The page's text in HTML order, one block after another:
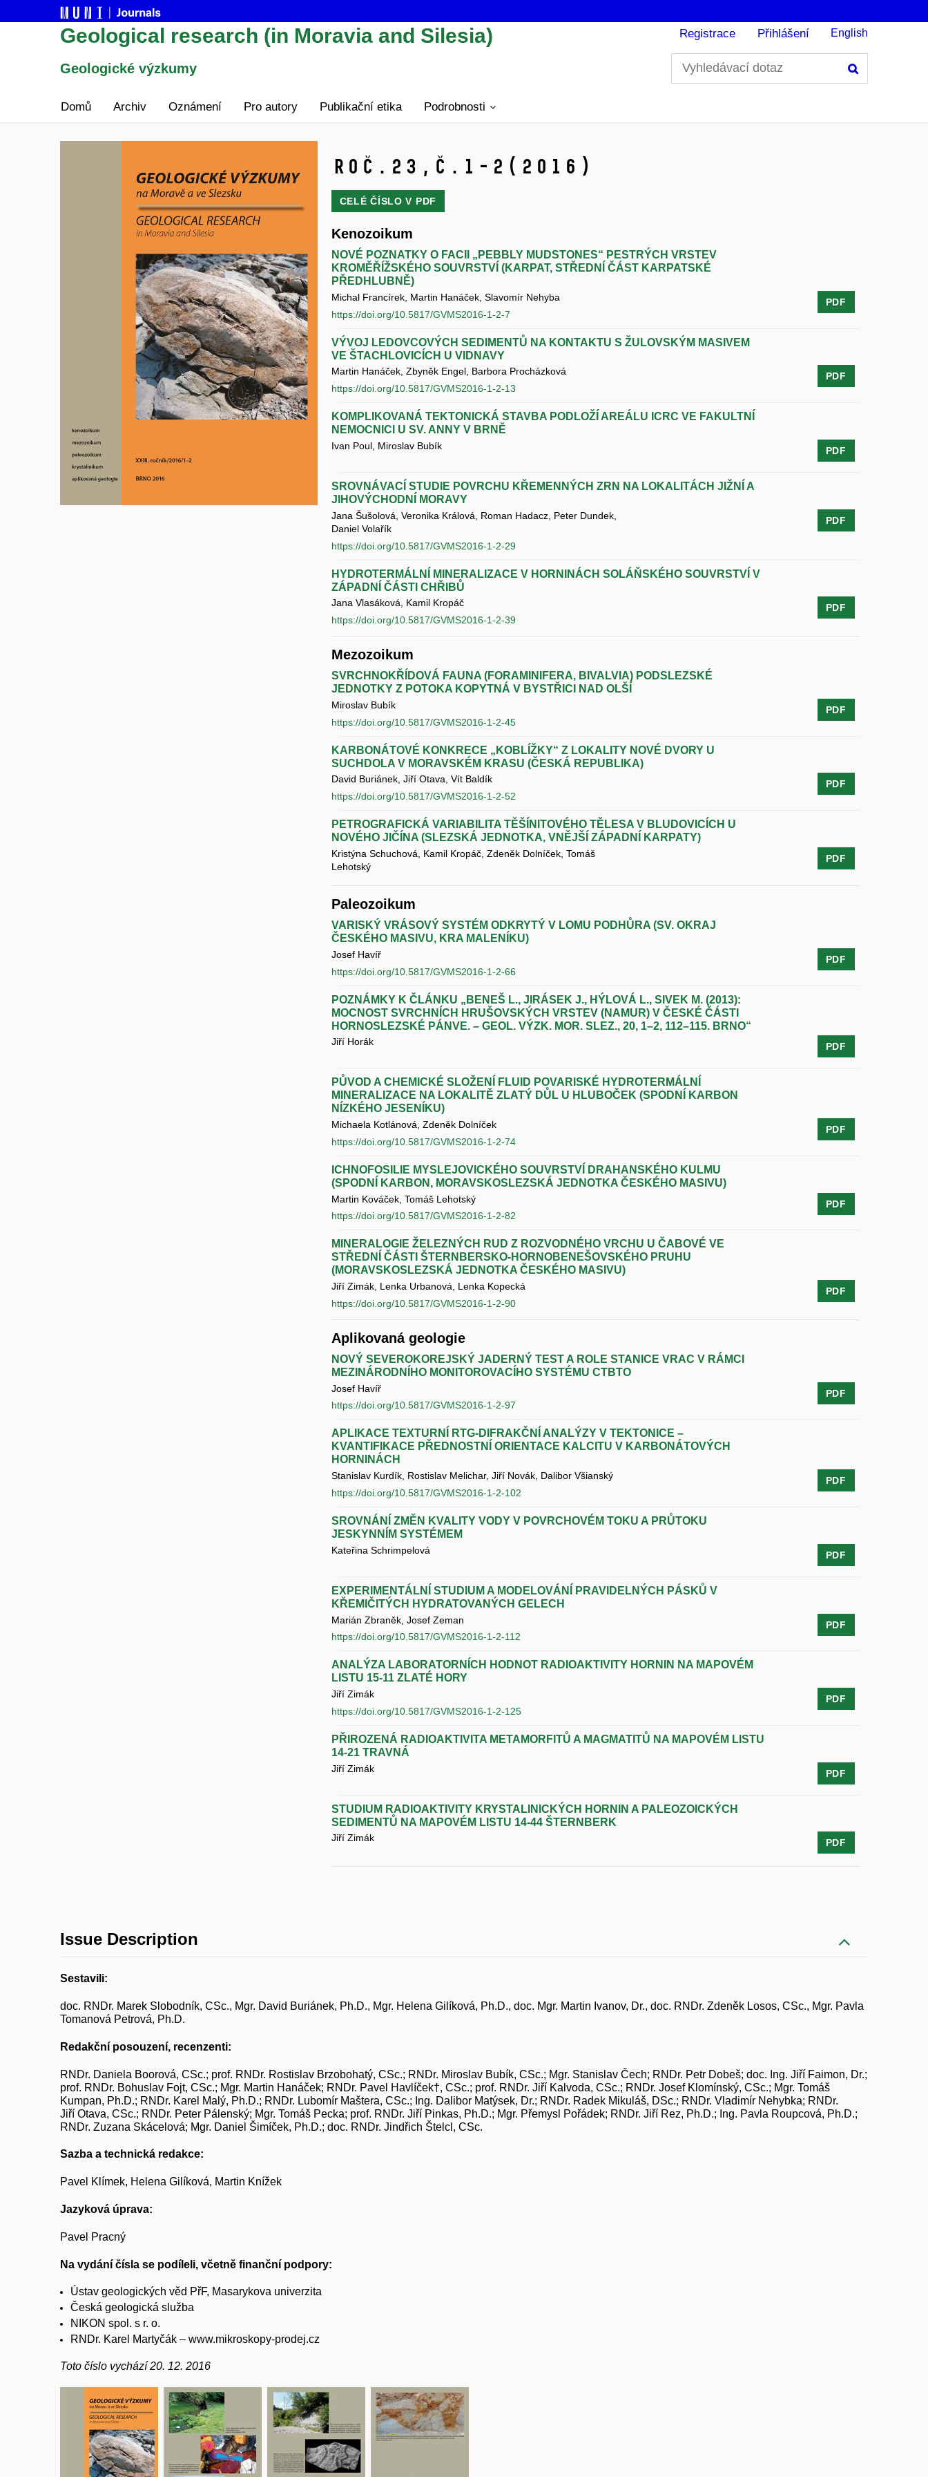
Geological research (in Moravia and Silesia)
Geologické výzkumy
Registrace Přihlášení English
Domů Archiv Oznámení Pro autory Publikační etika Podrobnosti
Roč.23, č.1-2 (2016)
CELÉ ČÍSLO V PDF
Kenozoikum
NOVÉ POZNATKY O FACII „PEBBLY MUDSTONES“ PESTRÝCH VRSTEV
KROMĚŘÍŽSKÉHO SOUVRSTVÍ (KARPAT, STŘEDNÍ ČÁST KARPATSKÉ
PŘEDHLUBNĚ)
Michal Francírek, Martin Hanáček, Slavomír Nehyba
https://doi.org/10.5817/GVMS2016-1-2-7
PDF
VÝVOJ LEDOVCOVÝCH SEDIMENTŮ NA KONTAKTU S ŽULOVSKÝM MASIVEM
VE ŠTACHLOVICÍCH U VIDNAVY
Martin Hanáček, Zbyněk Engel, Barbora Procházková
https://doi.org/10.5817/GVMS2016-1-2-13
PDF
KOMPLIKOVANÁ TEKTONICKÁ STAVBA PODLOŽÍ AREÁLU ICRC VE FAKULTNÍ
NEMOCNICI U SV. ANNY V BRNĚ
Ivan Poul, Miroslav Bubík PDF
SROVNÁVACÍ STUDIE POVRCHU KŘEMENNÝCH ZRN NA LOKALITÁCH JIŽNÍ A
JIHOVÝCHODNÍ MORAVY
Jana Šušolová, Veronika Králová, Roman Hadacz, Peter Dundek,
Daniel Volařík
https://doi.org/10.5817/GVMS2016-1-2-29
PDF
HYDROTERMÁLNÍ MINERALIZACE V HORNINÁCH SOLÁŇSKÉHO SOUVRSTVÍ V
ZÁPADNÍ ČÁSTI CHŘIBŮ
Jana Vlasáková, Kamil Kropáč
https://doi.org/10.5817/GVMS2016-1-2-39
PDF
Mezozoikum
SVRCHNOKŘÍDOVÁ FAUNA (FORAMINIFERA, BIVALVIA) PODSLEZSKÉ
JEDNOTKY Z POTOKA KOPYTNÁ V BYSTŘICI NAD OLŠÍ
Miroslav Bubík
https://doi.org/10.5817/GVMS2016-1-2-45
PDF
KARBONÁTOVÉ KONKRECE „KOBLÍŽKY“ Z LOKALITY NOVÉ DVORY U
SUCHDOLA V MORAVSKÉM KRASU (ČESKÁ REPUBLIKA)
David Buriánek, Jiří Otava, Vít Baldík
https://doi.org/10.5817/GVMS2016-1-2-52
PDF
PETROGRAFICKÁ VARIABILITA TĚŠÍNITOVÉHO TĚLESA V BLUDOVICÍCH U
NOVÉHO JIČÍNA (SLEZSKÁ JEDNOTKA, VNĚJŠÍ ZÁPADNÍ KARPATY)
Kristýna Schuchová, Kamil Kropáč, Zdeněk Dolníček, Tomáš
Lehotský
PDF
Paleozoikum
VARISKÝ VRÁSOVÝ SYSTÉM ODKRYTÝ V LOMU PODHŮRA (SV. OKRAJ
ČESKÉHO MASIVU, KRA MALENÍKU)
Josef Havíř
https://doi.org/10.5817/GVMS2016-1-2-66
PDF
POZNÁMKY K ČLÁNKU „BENEŠ L., JIRÁSEK J., HÝLOVÁ L., SIVEK M. (2013):
MOCNOST SVRCHNÍCH HRUŠOVSKÝCH VRSTEV (NAMUR) V ČESKÉ ČÁSTI
HORNOSLEZSKÉ PÁNVE. – GEOL. VÝZK. MOR. SLEZ., 20, 1–2, 112–115. BRNO“
Jiří Horák PDF
PŮVOD A CHEMICKÉ SLOŽENÍ FLUID POVARISKÉ HYDROTERMÁLNÍ
MINERALIZACE NA LOKALITĚ ZLATÝ DŮL U HLUBOČEK (SPODNÍ KARBON
NÍZKÉHO JESENÍKU)
Michaela Kotlánová, Zdeněk Dolníček
https://doi.org/10.5817/GVMS2016-1-2-74
PDF
ICHNOFOSILIE MYSLEJOVICKÉHO SOUVRSTVÍ DRAHANSKÉHO KULMU
(SPODNÍ KARBON, MORAVSKOSLEZSKÁ JEDNOTKA ČESKÉHO MASIVU)
Martin Kováček, Tomáš Lehotský
https://doi.org/10.5817/GVMS2016-1-2-82
PDF
MINERALOGIE ŽELEZNÝCH RUD Z ROZVODNÉHO VRCHU U ČABOVÉ VE
STŘEDNÍ ČÁSTI ŠTERNBERSKO-HORNOBENEŠOVSKÉHO PRUHU
(MORAVSKOSLEZSKÁ JEDNOTKA ČESKÉHO MASIVU)
Jiří Zimák, Lenka Urbanová, Lenka Kopecká
https://doi.org/10.5817/GVMS2016-1-2-90
PDF
Aplikovaná geologie
NOVÝ SEVEROKOREJSKÝ JADERNÝ TEST A ROLE STANICE VRAC V RÁMCI
MEZINÁRODNÍHO MONITOROVACÍHO SYSTÉMU CTBTO
Josef Havíř
https://doi.org/10.5817/GVMS2016-1-2-97
PDF
APLIKACE TEXTURNÍ RTG-DIFRAKČNÍ ANALÝZY V TEKTONICE –
KVANTIFIKACE PŘEDNOSTNÍ ORIENTACE KALCITU V KARBONÁTOVÝCH
HORNINÁCH
Stanislav Kurdík, Rostislav Melichar, Jiří Novák, Dalibor Všianský
https://doi.org/10.5817/GVMS2016-1-2-102
PDF
SROVNÁNÍ ZMĚN KVALITY VODY V POVRCHOVÉM TOKU A PRŮTOKU
JESKYNNÍM SYSTÉMEM
Kateřina Schrimpelová PDF
EXPERIMENTÁLNÍ STUDIUM A MODELOVÁNÍ PRAVIDELNÝCH PÁSKŮ V
KŘEMIČITÝCH HYDRATOVANÝCH GELECH
Marián Zbraněk, Josef Zeman
https://doi.org/10.5817/GVMS2016-1-2-112
PDF
ANALÝZA LABORATORNÍCH HODNOT RADIOAKTIVITY HORNIN NA MAPOVÉM
LISTU 15-11 ZLATÉ HORY
Jiří Zimák
https://doi.org/10.5817/GVMS2016-1-2-125
PDF
PŘIROZENÁ RADIOAKTIVITA METAMORFITŮ A MAGMATITŮ NA MAPOVÉM LISTU
14-21 TRAVNÁ
Jiří Zimák PDF
STUDIUM RADIOAKTIVITY KRYSTALINICKÝCH HORNIN A PALEOZOICKÝCH
SEDIMENTŮ NA MAPOVÉM LISTU 14-44 ŠTERNBERK
Jiří Zimák PDF
Issue Description
Sestavili:
doc. RNDr. Marek Slobodník, CSc., Mgr. David Buriánek, Ph.D., Mgr. Helena Gilíková, Ph.D., doc. Mgr. Martin Ivanov, Dr., doc. RNDr. Zdeněk Losos, CSc., Mgr. Pavla
Tomanová Petrová, Ph.D.
Redakční posouzení, recenzenti:
RNDr. Daniela Boorová, CSc.; prof. RNDr. Rostislav Brzobohatý, CSc.; RNDr. Miroslav Bubík, CSc.; Mgr. Stanislav Čech; RNDr. Petr Dobeš; doc. Ing. Jiří Faimon, Dr.;
prof. RNDr. Bohuslav Fojt, CSc.; Mgr. Martin Hanáček; RNDr. Pavel Havlíček†, CSc.; prof. RNDr. Jiří Kalvoda, CSc.; RNDr. Josef Klomínský, CSc.; Mgr. Tomáš
Kumpan, Ph.D.; RNDr. Karel Malý, Ph.D.; RNDr. Lubomír Maštera, CSc.; Ing. Dalibor Matýsek, Dr.; RNDr. Radek Mikuláš, DSc.; RNDr. Vladimír Nehybka; RNDr.
Jiří Otava, CSc.; RNDr. Peter Pálenský; Mgr. Tomáš Pecka; prof. RNDr. Jiří Pinkas, Ph.D.; Mgr. Přemysl Pořádek; RNDr. Jiří Rez, Ph.D.; Ing. Pavla Roupcová, Ph.D.;
RNDr. Zuzana Skácelová; Mgr. Daniel Šimíček, Ph.D.; doc. RNDr. Jindřich Štelcl, CSc.
Sazba a technická redakce:
Pavel Klímek, Helena Gilíková, Martin Knížek
Jazyková úprava:
Pavel Pracný
Na vydání čísla se podíleli, včetně finanční podpory:
Ústav geologických věd PřF, Masarykova univerzita
Česká geologická služba
NIKON spol. s r. o.
RNDr. Karel Martyčák – www.mikroskopy-prodej.cz
Toto číslo vychází20. 12. 2016